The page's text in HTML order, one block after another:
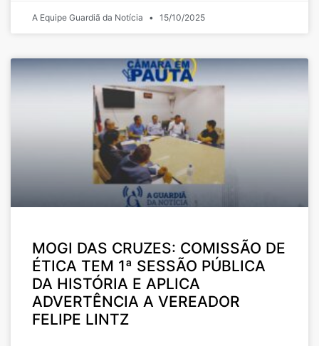
A Equipe Guardiã da Notícia 15/10/2025
MOGI DAS CRUZES: COMISSÃO DE
ÉTICA TEM 1ª SESSÃO PÚBLICA
DA HISTÓRIA E APLICA
ADVERTÊNCIA A VEREADOR
FELIPE LINTZ